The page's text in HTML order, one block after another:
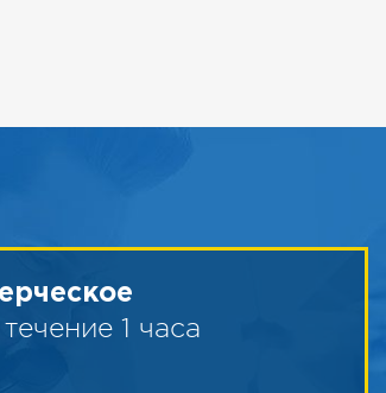
течение 1 часа